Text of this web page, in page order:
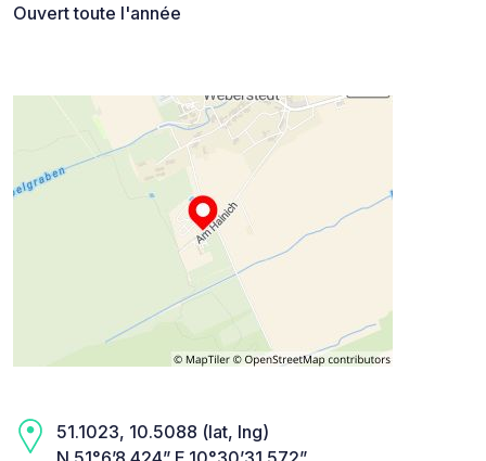
Ouvert toute l'année
51.1023, 10.5088 (lat, lng)